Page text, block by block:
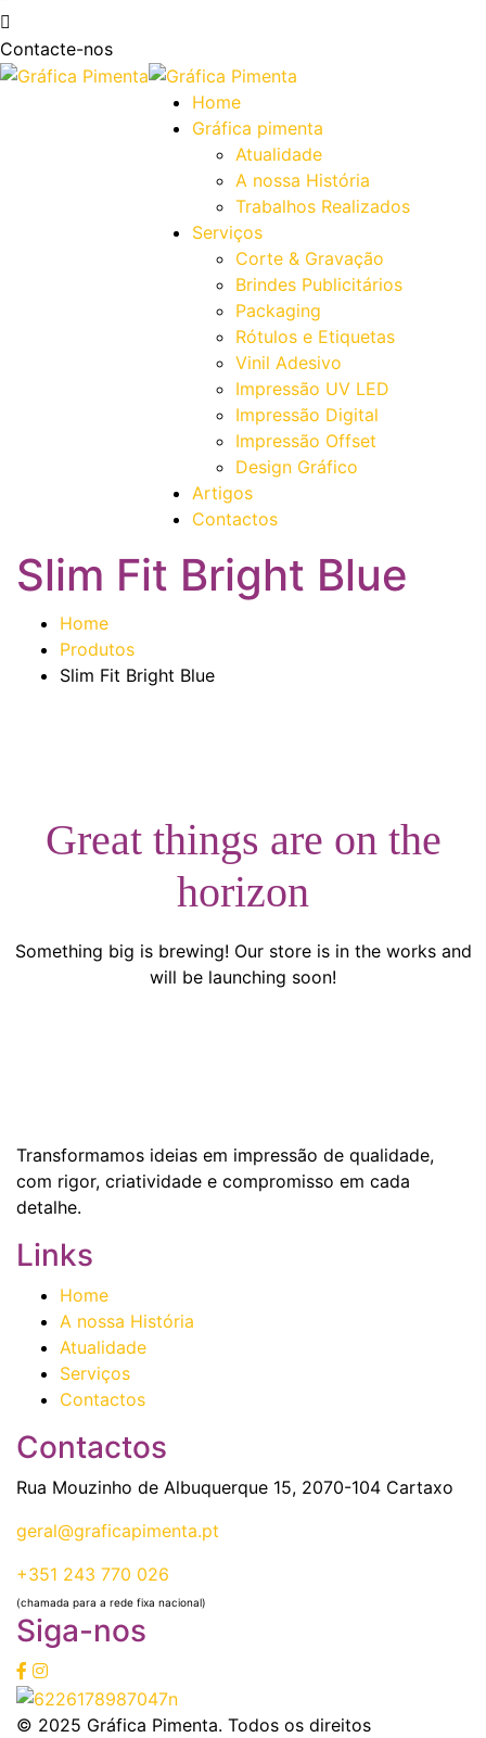
Contacte-nos
Home
Gráfica pimenta
Atualidade
A nossa História
Trabalhos Realizados
Serviços
Corte & Gravação
Brindes Publicitários
Packaging
Rótulos e Etiquetas
Vinil Adesivo
Impressão UV LED
Impressão Digital
Impressão Offset
Design Gráfico
Artigos
Contactos
Slim Fit Bright Blue
Home
Produtos
Slim Fit Bright Blue
Great things are on the
horizon
Something big is brewing! Our store is in the works and
will be launching soon!
Transformamos ideias em impressão de qualidade,
com rigor, criatividade e compromisso em cada
detalhe.
Links
Home
A nossa História
Atualidade
Serviços
Contactos
Contactos
Rua Mouzinho de Albuquerque 15, 2070-104 Cartaxo
geral@graficapimenta.pt
+351 243 770 026
(chamada para a rede fixa nacional)
Siga-nos
© 2025 Gráfica Pimenta. Todos os direitos